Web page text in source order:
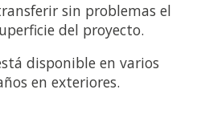
sin problemas el
del proyecto.
disponible en varios
en exteriores.